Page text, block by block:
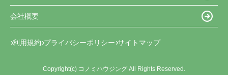
会社概要
利用規約 プライバシーポリシー サイトマップ
Copyright(c) コノミハウジング All Rights Reserved.